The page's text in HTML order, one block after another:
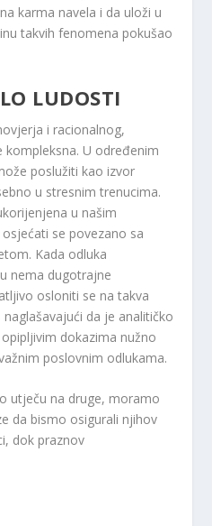
karma navela i da uloži u
takvih fenomena pokušao
LUDOSTI
i racionalnog,
U određenim
poslužiti kao izvor
u stresnim trenucima.
u našim
se povezano sa
Kada odluka
nema dugotrajne
osloniti se na takva
da je analitičko
dokazima nužno
poslovnim odlukama.
utječu na druge, moramo
da bismo osigurali njihov
dok praznov